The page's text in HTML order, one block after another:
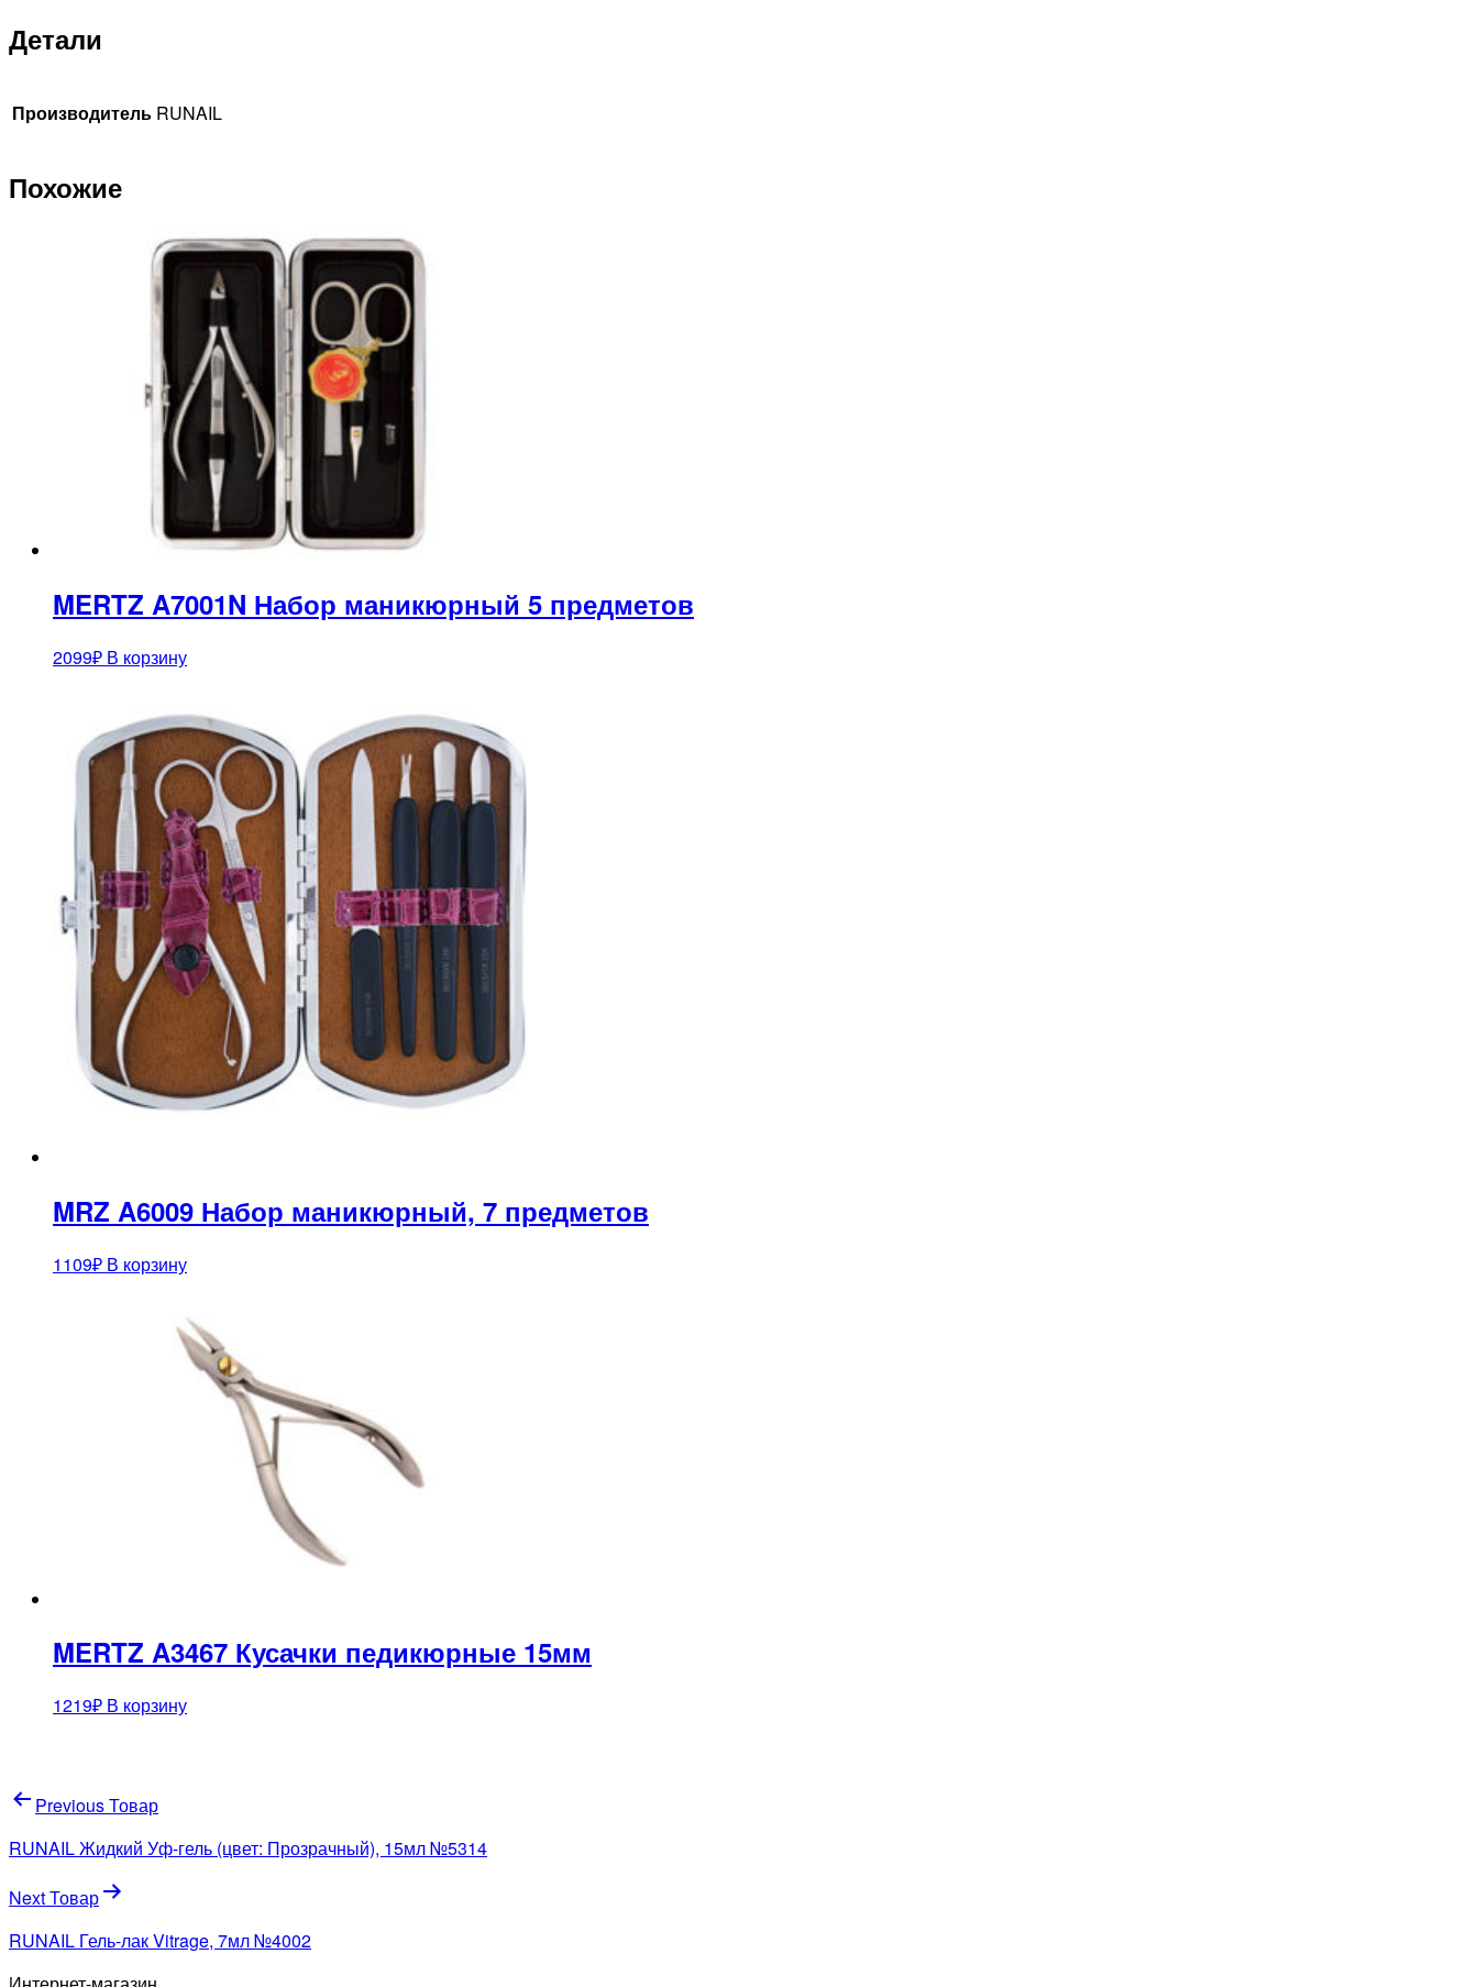
Детали
Производитель RUNAIL
Похожие
MERTZ A7001N Набор маникюрный 5 предметов
2099₽ В корзину
MRZ A6009 Набор маникюрный, 7 предметов
1109₽ В корзину
MERTZ A3467 Кусачки педикюрные 15мм
1219₽ В корзину
Навигация
по
записям
Previous Товар
RUNAIL Жидкий Уф-гель (цвет: Прозрачный), 15мл №5314
Next Товар
RUNAIL Гель-лак Vitrage, 7мл №4002